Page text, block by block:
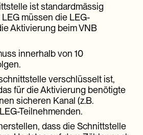
ist standardmässig
müssen die LEG-
Aktivierung beim VNB
innerhalb von 10
verschlüsselt ist,
für die Aktivierung benötigte
sicheren Kanal (z.B.
Teilnehmenden.
dass die Schnittstelle